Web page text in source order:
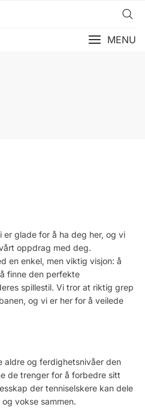
MENU
er glade for å ha deg her, og vi
oppdrag med deg.
en enkel, men viktig visjon: å
finne den perfekte
spillestil. Vi tror at riktig grep
og vi er her for å veilede
aldre og ferdighetsnivåer den
de trenger for å forbedre sitt
der tenniselskere kan dele
vokse sammen.